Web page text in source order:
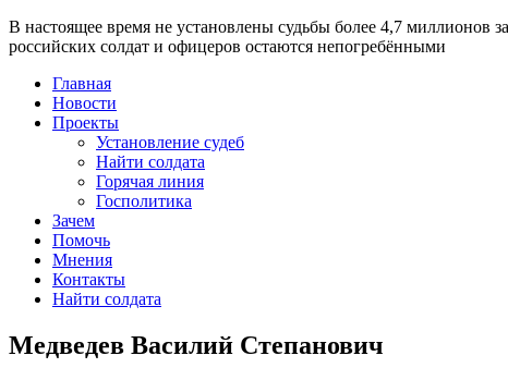
В настоящее время не установлены судьбы более 4,7 миллионов
российских солдат и офицеров остаются непогребёнными
Главная
Новости
Проекты
Установление судеб
Найти солдата
Горячая линия
Госполитика
Зачем
Помочь
Мнения
Контакты
Найти солдата
Медведев Василий Степанович